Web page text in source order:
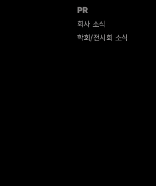
PR
회사 소식
학회/전시회 소식